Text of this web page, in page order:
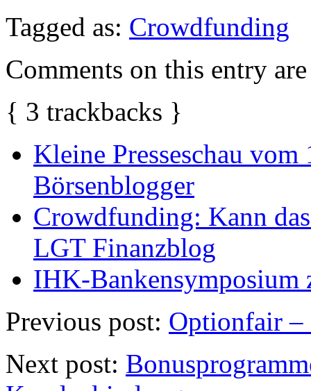
Tagged as: Crowdfunding
Comments on this entry
{ 3 trackbacks }
Kleine Presseschau
Börsenblogger
Crowdfunding: Kann
LGT Finanzblog
IHK-
Previous post: Optionfair –
Next post: